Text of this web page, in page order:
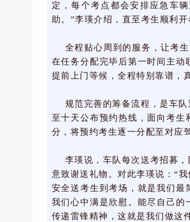
定，每个考点都会安排应急车
助。”李瑛介绍，直至考生顺利
全程贴心周到的服务，让考
在任务分配完毕后第一时间主
提前上门等候，全程特别靠谱，
规范完善的筹备流程，是车
至十天公布预约热线，面向考生
分，将预约考生逐一分配至对应
李瑛说，车队每次送考招募
意致谢送礼物。对此李瑛说：“
安全送考生到考场，就是我们最
我们心中满是欣慰。能尽自己的
传递雷锋精神，这就是我们做这